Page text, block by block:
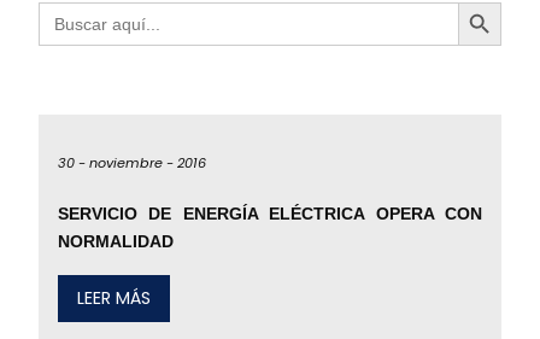
Buscar:
30 -noviembre -2016
SERVICIO DE ENERGÍA ELÉCTRICA OPERA CON
NORMALIDAD
LEER MÁS